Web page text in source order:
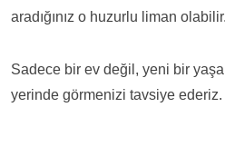
aradığınız o huzurlu liman olabilir.
Sadece bir ev değil, yeni bir
yerinde görmenizi tavsiye ederiz.